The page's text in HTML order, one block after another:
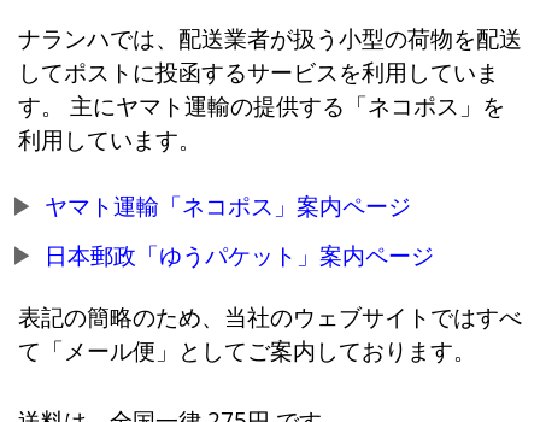
ナランハでは、配送業者が扱う小型の荷物を配送
してポストに投函するサービスを利用していま
す。 主にヤマト運輸の提供する「ネコポス」を
利用しています。
ヤマト運輸「ネコポス」案内ページ
日本郵政「ゆうパケット」案内ページ
表記の簡略のため、当社のウェブサイトではすべ
て「メール便」としてご案内しております。